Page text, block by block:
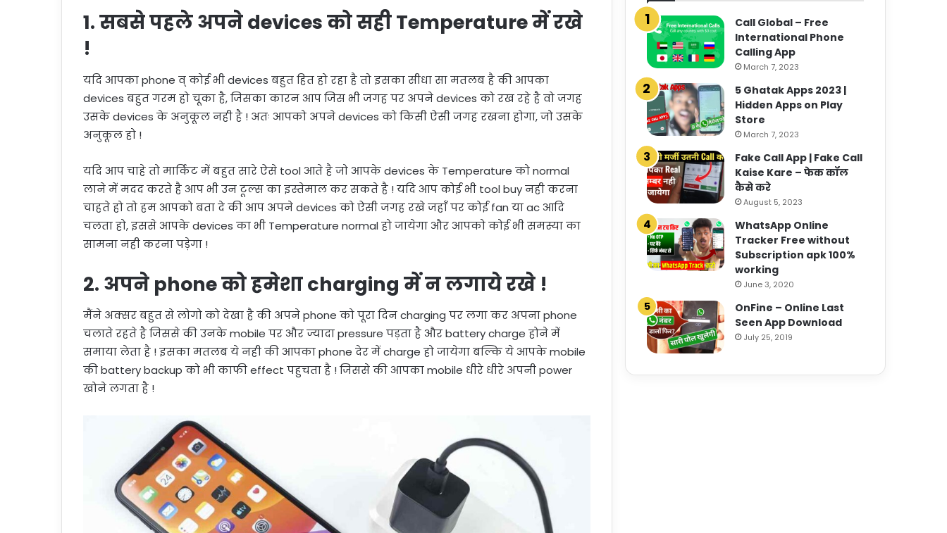
1.सबसे पहले अपने devices को सही Temperature में रखे
!
यदि आपका phone व् कोई भी devices बहुत हित हो रहा है तो इसका सीधा सा मतलब है की आपका
devices बहुत गरम हो चूका है, जिसका कारन आप जिस भी जगह पर अपने devices को रख रहे है वो जगह
उसके devices के अनुकूल नही है ! अतः आपको अपने devices को किसी ऐसी जगह रखना होगा, जो उसके
अनुकूल हो !
यदि आप चाहे तो मार्किट में बहुत सारे ऐसे tool आते है जो आपके devices के Temperature को normal
लाने में मदद करते है आप भी उन टूल्स का इस्तेमाल कर सकते है ! यदि आप कोई भी tool buy नही करना
चाहते हो तो हम आपको बता दे की आप अपने devices को ऐसी जगह रखे जहाँ पर कोई fan या ac आदि
चलता हो, इससे आपके devices का भी Temperature normal हो जायेगा और आपको कोई भी समस्या का
सामना नही करना पड़ेगा !
2. अपने phone को हमेशा charging में न लगाये रखे !
मैंने अक्सर बहुत से लोगो को देखा है की अपने phone को पूरा दिन charging पर लगा कर अपना phone
चलाते रहते है जिससे की उनके mobile पर और ज्यादा pressure पड़ता है और battery charge होने में
समाया लेता है ! इसका मतलब ये नही की आपका phone देर में charge हो जायेगा बल्कि ये आपके mobile
की battery backup को भी काफी effect पहुचता है ! जिससे की आपका mobile धीरे धीरे अपनी power
खोने लगता है !
Call Global – Free
International Phone
Calling App
March 7, 2023
5 Ghatak Apps 2023 |
Hidden Apps on Play
Store
March 7, 2023
Fake Call App | Fake Call
Kaise Kare – फेक कॉल
कैसे करे
August 5, 2023
WhatsApp Online
Tracker Free without
Subscription apk 100%
working
June 3, 2020
OnFine – Online Last
Seen App Download
July 25, 2019